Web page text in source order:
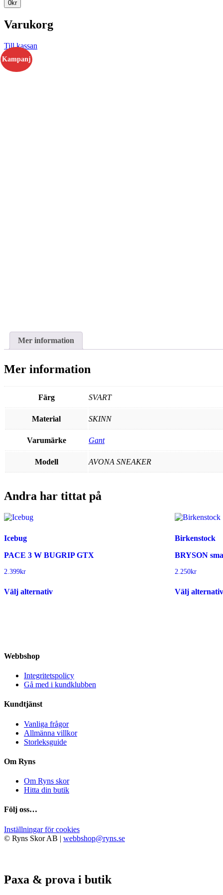
0kr
Varukorg
Till kassan
Kampanj
Mer information
Mer information
Färg SVART
Material SKINN
Varumärke Gant
Modell AVONA SNEAKER
Andra har tittat på
Icebug
PACE 3 W BUGRIP GTX
2.399kr
Välj alternativhär
väljas
på
produktsidan
Birkenstock
BRYSON
2.250kr
Välj alternativ
Webbshop
Integritetspolicy
Gå med i kundklubben
Kundtjänst
Vanliga frågor
Allmänna villkor
Storleksguide
Om Ryns
Om Ryns skor
Hitta din butik
Följ oss…
Inställningar för cookies
© Ryns Skor AB | webbshop@ryns.se
Paxa & prova i butik